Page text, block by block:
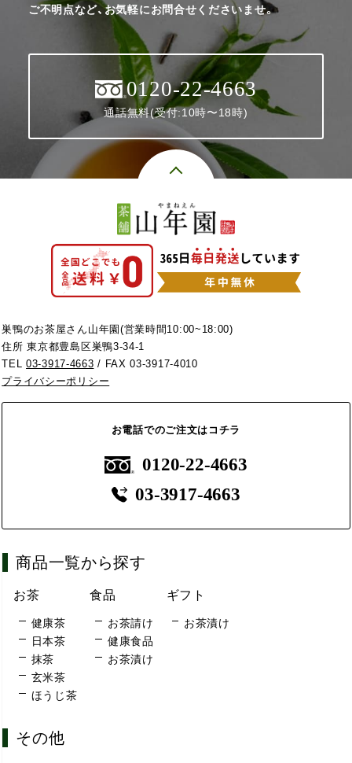
ご不明点など、お気軽にお問合せくださいませ。
0120-22-4663
通話無料(受付:10時〜18時)
巣鴨のお茶屋さん山年園(営業時間10:00~18:00)
住所 東京都豊島区巣鴨3-34-1
TEL03-3917-4663 / FAX 03-3917-4010
プライバシーポリシー
お電話でのご注文はコチラ
0120-22-4663
03-3917-4663
商品一覧から探す
お茶
健康茶
日本茶
抹茶
玄米茶
ほうじ茶
食品
お茶請け
健康食品
お茶漬け
ギフト
お茶漬け
その他